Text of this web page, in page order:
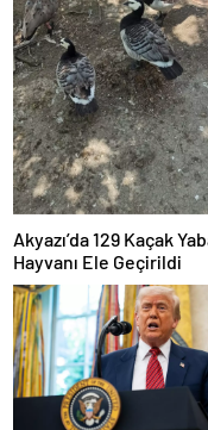
Akyazı’da 129 Kaçak
Hayvanı Ele Geçirildi